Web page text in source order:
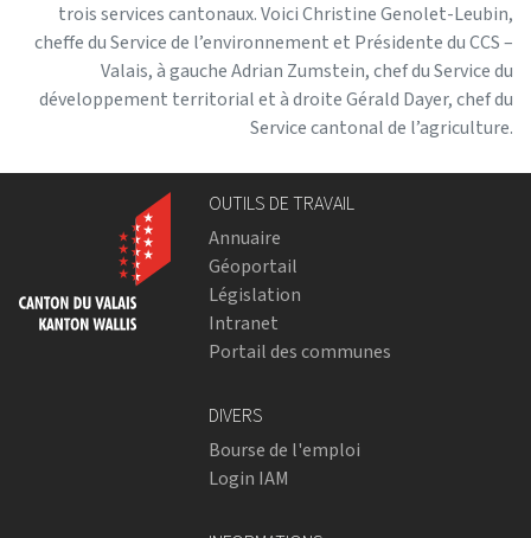
trois services cantonaux. Voici Christine Genolet-Leubin,
cheffe du Service de l’environnement et Présidente du CCS –
Valais, à gauche Adrian Zumstein, chef du Service du
développement territorial et à droite Gérald Dayer, chef du
Service cantonal de l’agriculture.
OUTILS DE TRAVAIL
Annuaire
Géoportail
Législation
Intranet
Portail des communes
DIVERS
Bourse de l'emploi
Login IAM